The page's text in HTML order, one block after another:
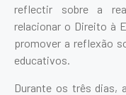
reflectir sobre a
relacionar o Direito à
promover a reflexão
educativos.
Durante os três dias,